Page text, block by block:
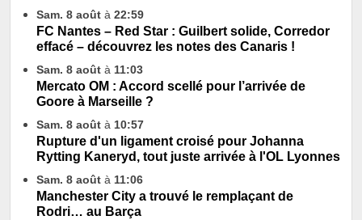
Sam. 8 août à 22:59
FC Nantes – Red Star : Guilbert solide, Corredor
effacé – découvrez les notes des Canaris !
Sam. 8 août à 11:03
Mercato OM : Accord scellé pour l’arrivée de
Goore à Marseille ?
Sam. 8 août à 10:57
Rupture d'un ligament croisé pour Johanna
Rytting Kaneryd, tout juste arrivée à l'OL Lyonnes
Sam. 8 août à 11:06
Manchester City a trouvé le remplaçant de
Rodri… au Barça